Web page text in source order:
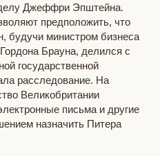
Джеффри Эпштейна.
предположить, что
будучи министром бизнеса
Брауна, делился с
государственной
расследование. На
Великобритании
письма и другие
назначить Питера